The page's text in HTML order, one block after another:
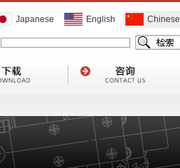
Japanese English Chinese